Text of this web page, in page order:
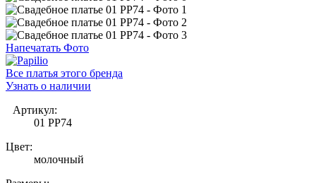
Напечатать Фото
Все платья этого бренда
Узнать о наличии
Артикул:
01 PP74
Цвет:
молочный